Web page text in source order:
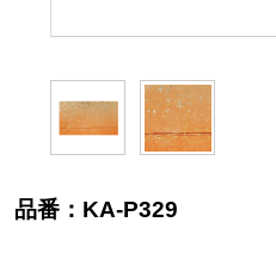
品番： KA-P329